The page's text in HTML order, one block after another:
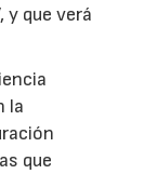
que verá
la
que